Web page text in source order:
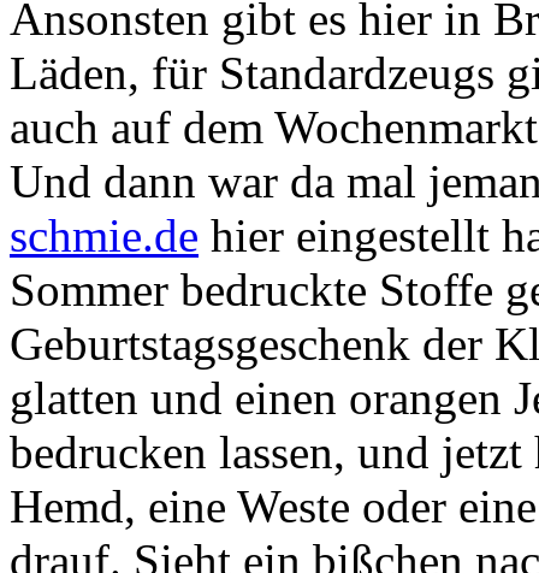
Ansonsten gibt es hier in
Läden, für Standardzeugs
auch auf dem
Und dann war da mal
schmie.de hier eingestellt
Sommer bedruckte Stoffe
Geburtstagsgeschenk der
glatten und einen orangen
bedrucken lassen, und
Hemd, eine Weste oder
drauf. Sieht ein bißchen